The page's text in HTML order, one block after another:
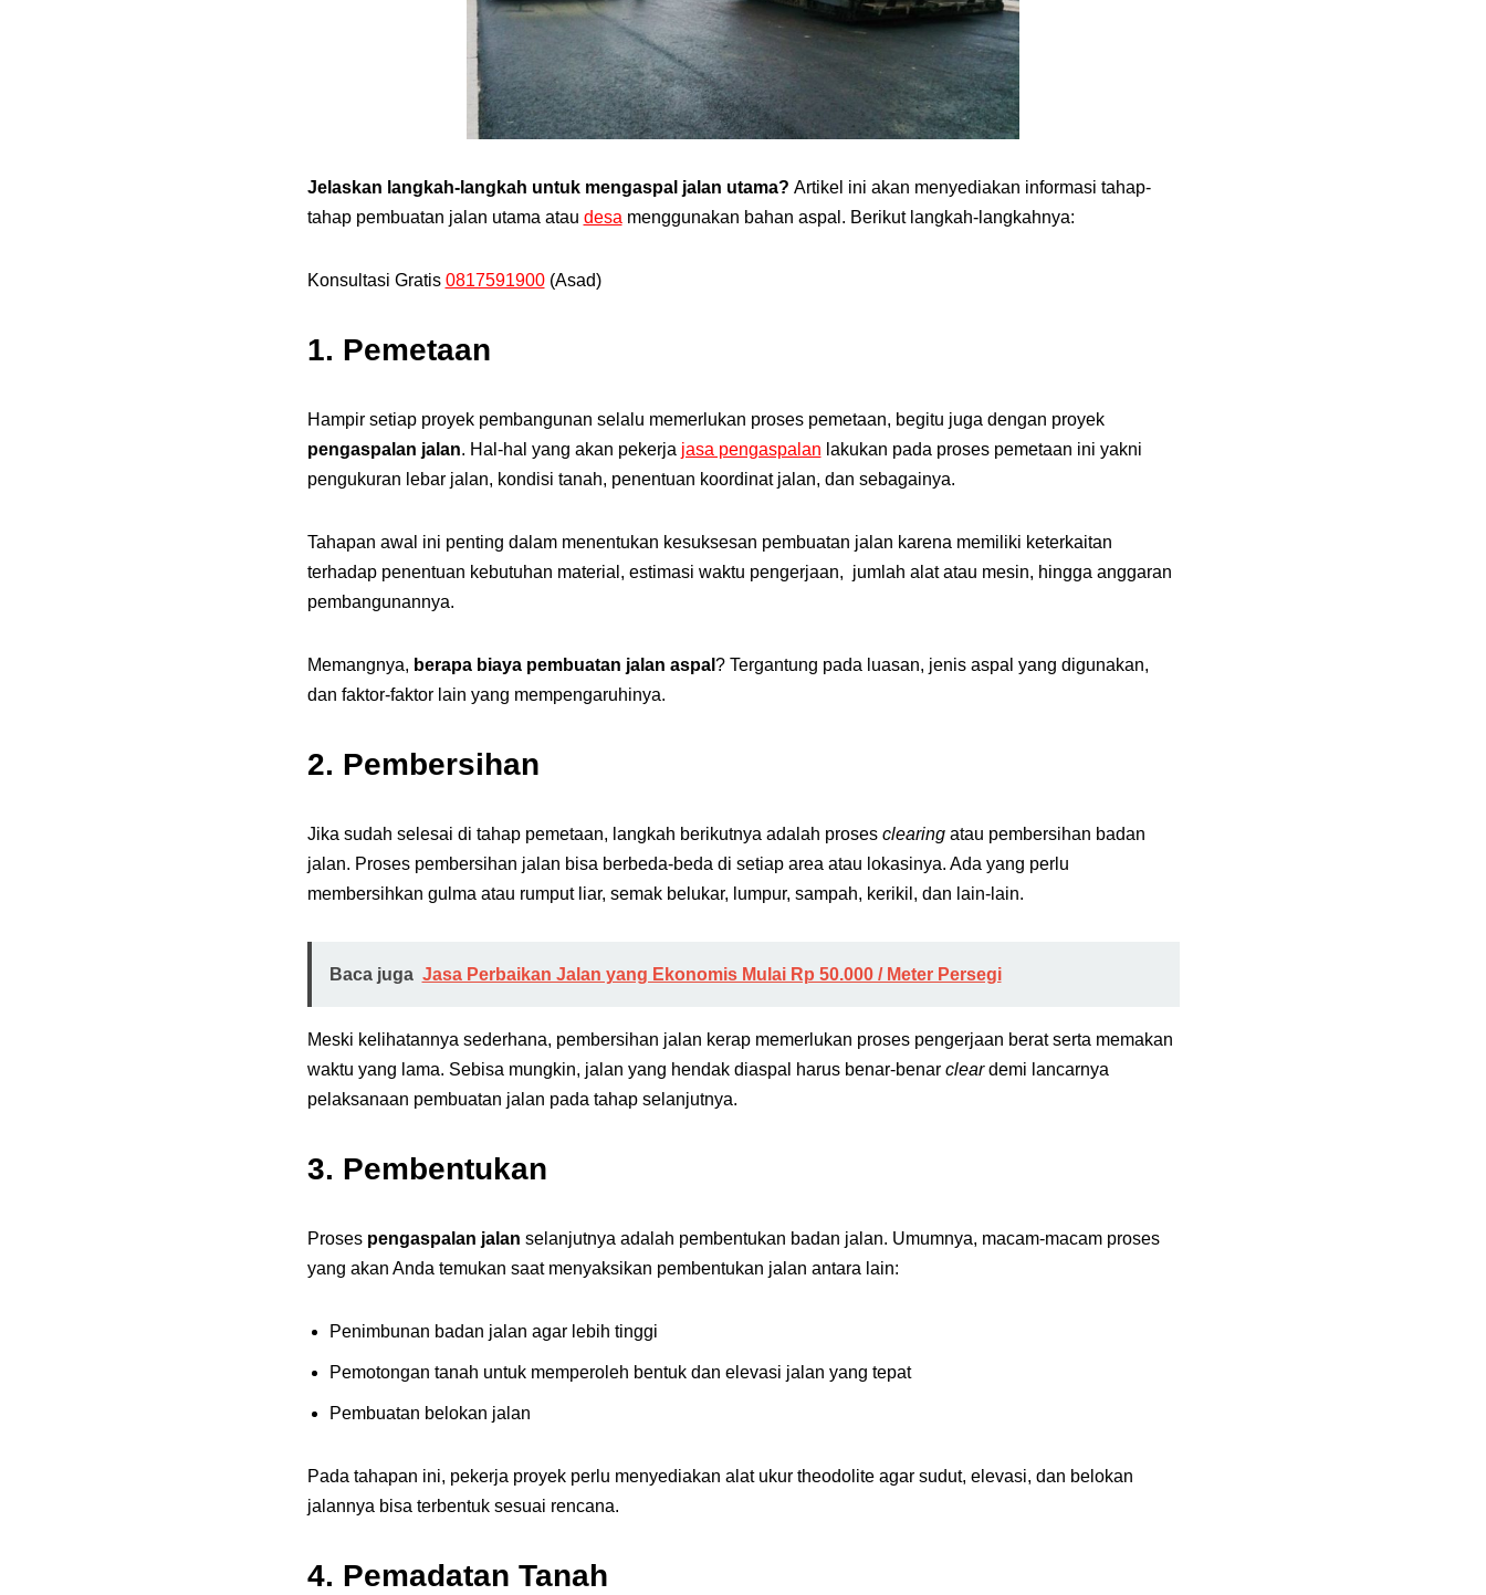
Jelaskan langkah-langkah untuk mengaspal jalan utama? Artikel ini akan menyediakan informasi tahap-
tahap pembuatan jalan utama atau desa menggunakan bahan aspal. Berikut langkah-langkahnya:
Konsultasi Gratis 0817591900(Asad)
1. Pemetaan
Hampir setiap proyek pembangunan selalu memerlukan proses pemetaan, begitu juga dengan proyek
pengaspalan jalan. Hal-hal yang akan pekerja jasa pengaspalan lakukan pada proses pemetaan ini yakni
pengukuran lebar jalan, kondisi tanah, penentuan koordinat jalan, dan sebagainya.
Tahapan awal ini penting dalam menentukan kesuksesan pembuatan jalan karena memiliki keterkaitan
terhadap penentuan kebutuhan material, estimasi waktu pengerjaan, jumlah alat atau mesin, hingga anggaran
pembangunannya.
Memangnya, berapa biaya pembuatan jalan aspal ? Tergantung pada luasan, jenis aspal yang digunakan,
dan faktor-faktor lain yang mempengaruhinya.
2. Pembersihan
Jika sudah selesai di tahap pemetaan, langkah berikutnya adalah proses clearingatau pembersihan badan
jalan. Proses pembersihan jalan bisa berbeda-beda di setiap area atau lokasinya. Ada yang perlu
membersihkan gulma atau rumput liar, semak belukar, lumpur, sampah, kerikil, dan lain-lain.
Baca juga Jasa Perbaikan Jalan yang Ekonomis Mulai Rp 50.000 / Meter Persegi
Meski kelihatannya sederhana, pembersihan jalan kerap memerlukan proses pengerjaan berat serta memakan
waktu yang lama. Sebisa mungkin, jalan yang hendak diaspal harus benar-benar cleardemi lancarnya
pelaksanaan pembuatan jalan pada tahap selanjutnya.
3. Pembentukan
Proses pengaspalan jalan selanjutnya adalah pembentukan badan jalan. Umumnya, macam-macam proses
yang akan Anda temukan saat menyaksikan pembentukan jalan antara lain:
Penimbunan badan jalan agar lebih tinggi
Pemotongan tanah untuk memperoleh bentuk dan elevasi jalan yang tepat
Pembuatan belokan jalan
Pada tahapan ini, pekerja proyek perlu menyediakan alat ukur theodolite agar sudut, elevasi, dan belokan
jalannya bisa terbentuk sesuai rencana.
4. Pemadatan Tanah